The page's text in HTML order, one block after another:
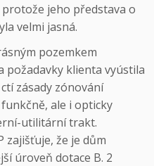
jeho představa o
velmi jasná.
pozemkem
požadavky klienta vyústila
zásady zónování
ale i opticky
utilitární trakt.
zajišťuje, že je dům
úroveň dotace B. 2